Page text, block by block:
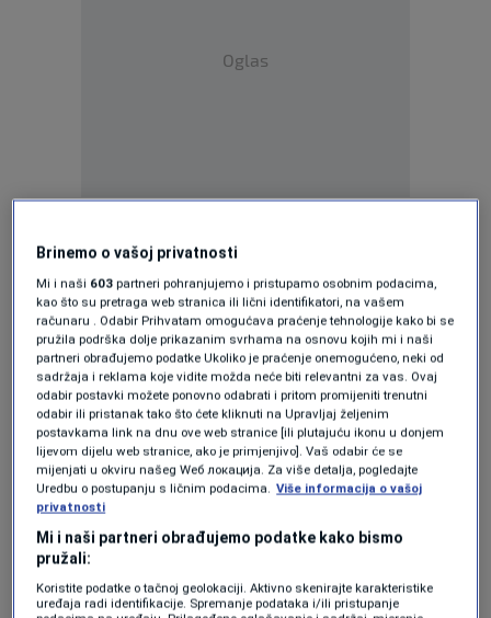
Oglas
Bosnu i Hercegovinu. Misle da će obje
reprezentacije proći grupnu fazu, ali neki su
mišljenja da će Hrvatska otići dalje od BiH.
"Mi smo svi s istog prostora i trebamo
podržavati jedni druge", kazao je jedan od
sagovornika, a mnogi su ponovili istu rečenicu.
Kod starijih se osjetila i nostalgija za nekim
prošlim vremenima.
Bilo je i onih, mahom mlađih, koji su kazali kako
Brinemo o vašoj privatnosti
Mi i naši 603 partneri pohranjujemo i pristupamo osobnim podacima,
kao što su pretraga web stranica ili lični identifikatori, na vašem
računaru . Odabir Prihvatam omogućava praćenje tehnologije kako bi se
pružila podrška dolje prikazanim svrhama na osnovu kojih mi i naši
partneri obrađujemo podatke Ukoliko je praćenje onemogućeno, neki od
sadržaja i reklama koje vidite možda neće biti relevantni za vas. Ovaj
odabir postavki možete ponovno odabrati i pritom promijeniti trenutni
odabir ili pristanak tako što ćete kliknuti na Upravljaj željenim
postavkama link na dnu ove web stranice [ili plutajuću ikonu u donjem
lijevom dijelu web stranice, ako je primjenjivo]. Vaš odabir će se
mijenjati u okviru našeg Wеб локација. Za više detalja, pogledajte
Uredbu o postupanju s ličnim podacima. Više informacija o vašoj
privatnosti
Mi i naši partneri obrađujemo podatke kako bismo
pružali:
Koristite podatke o tačnoj geolokaciji. Aktivno skenirajte karakteristike
uređaja radi identifikacije. Spremanje podataka i/ili pristupanje